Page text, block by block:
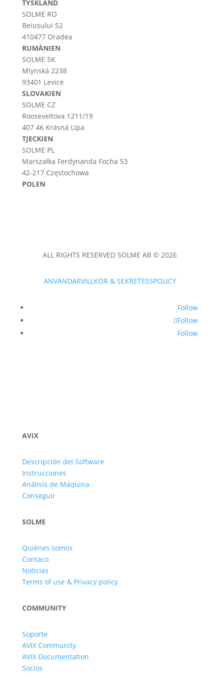
TYSKLAND
SOLME RO
Beiușului 52
410477 Oradea
RUMÄNIEN
SOLME SK
Mlynská 2238
93401 Levice
SLOVAKIEN
SOLME CZ
Rooseveltova 1211/19
407 46 Krásná Lípa
TJECKIEN
SOLME PL
Marszałka Ferdynanda Focha 53
42-217 Częstochowa
POLEN
ALL RIGHTS RESERVED SOLME AB © 2026
ANVÄNDARVILLKOR & SEKRETESSPOLICY
Follow
Follow
Follow
AVIX
Descripción del Software
Instrucciones
Análisis de Máquina
Conseguir
SOLME
Quiénes somos
Contaco
Noticias
Terms of use & Privacy policy
COMMUNITY
Soporte
AVIX Community
AVIX Documentation
Socios